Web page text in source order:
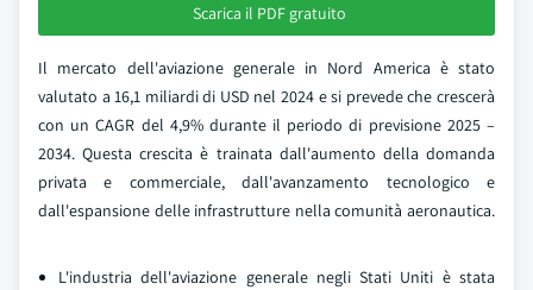
Scarica il PDF gratuito
Il mercato dell'aviazione generale in Nord America è stato
valutato a 16,1 miliardi di USD nel 2024 e si prevede che crescerà
con un CAGR del 4,9% durante il periodo di previsione 2025 –
2034. Questa crescita è trainata dall'aumento della domanda
privata e commerciale, dall'avanzamento tecnologico e
dall'espansione delle infrastrutture nella comunità aeronautica.
L'industria dell'aviazione generale negli Stati Uniti è stata